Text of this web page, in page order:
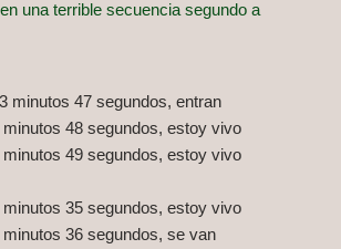
una terrible secuencia segundo a
minutos 47 segundos, entran
minutos 48 segundos, estoy vivo
minutos 49 segundos, estoy vivo
minutos 35 segundos, estoy vivo
minutos 36 segundos, se van